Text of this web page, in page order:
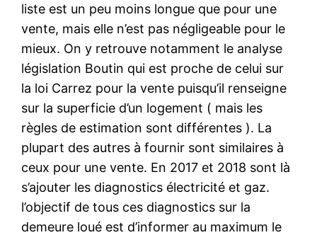
liste est un peu moins longue que pour une
vente, mais elle n’est pas négligeable pour le
mieux. On y retrouve notamment le analyse
législation Boutin qui est proche de celui sur
la loi Carrez pour la vente puisqu’il renseigne
sur la superficie d’un logement ( mais les
règles de estimation sont différentes ). La
plupart des autres à fournir sont similaires à
ceux pour une vente. En 2017 et 2018 sont là
s’ajouter les diagnostics électricité et gaz.
l’objectif de tous ces diagnostics sur la
demeure loué est d’informer au maximum le